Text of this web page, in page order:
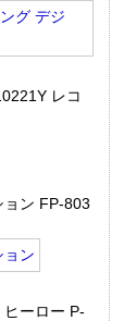
レコ
ョン FP-803
ーロー P-